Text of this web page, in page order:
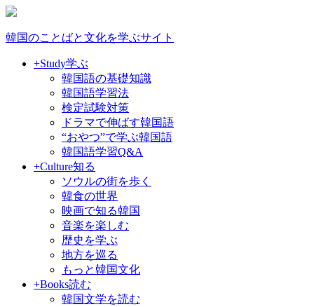
韓国のことばと文化を学ぶサイト
+Study学ぶ
韓国語の基礎知識
韓国語学習法
検定試験対策
ドラマで伸ばす韓国語
“おやつ”で学ぶ韓国語
韓国語学習Q&A
+Culture知る
ソウルの街を歩く
韓食の世界
映画で知る韓国
音楽を楽しむ
歴史を学ぶ
地方を巡る
もっと韓国文化
+Books読む
韓国文学を読む